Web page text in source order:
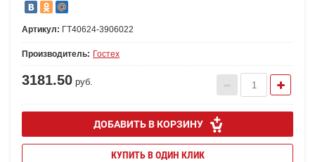
Артикул: ГТ40624-3906022
Производитель: Гостех
3181.50 руб.
ДОБАВИТЬ В КОРЗИНУ
КУПИТЬ В ОДИН КЛИК